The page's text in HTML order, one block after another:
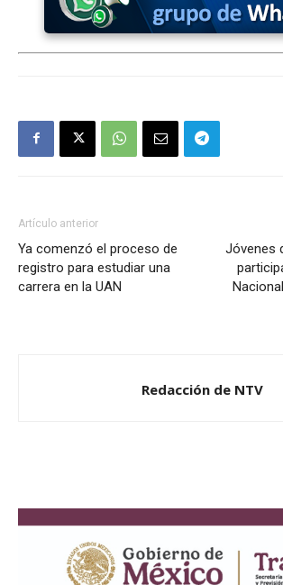
Artículo anterior
Ya comenzó el proceso de
registro para estudiar una
carrera en la UAN
Jóvenes
Redacción de NTV